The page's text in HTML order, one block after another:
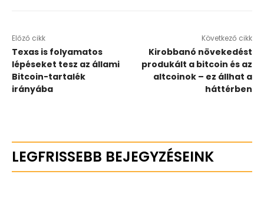
Előző cikk
Texas is folyamatos
lépéseket tesz az állami
Bitcoin-tartalék
irányába
Következő cikk
Kirobbanó növekedést
produkált a bitcoin és az
altcoinok – ez állhat a
háttérben
LEGFRISSEBB BEJEGYZÉSEINK